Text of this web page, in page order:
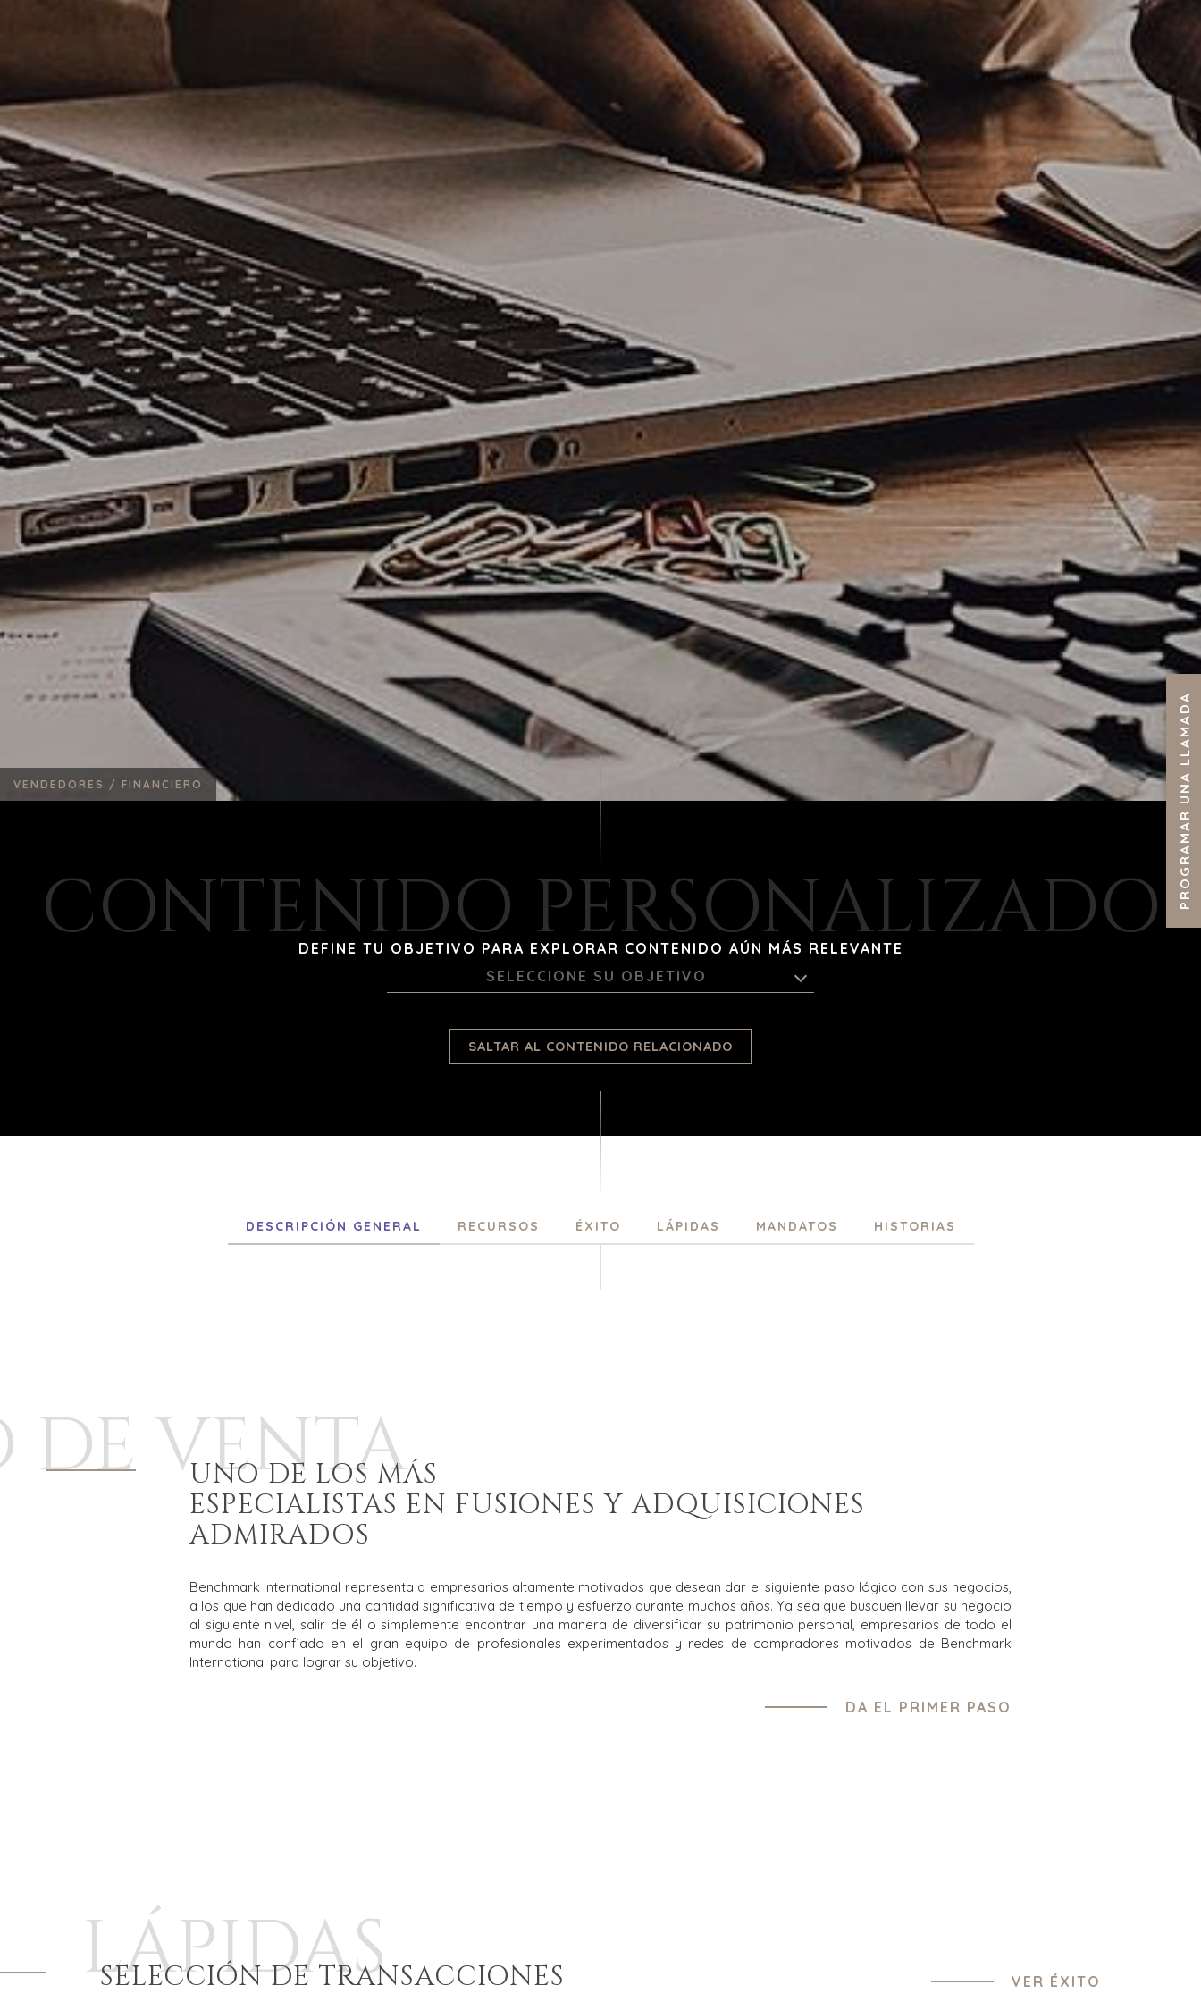
VENDEDORES / FINANCIERO
CONTENIDO PERSONALIZADO
DEFINE TU OBJETIVO PARA EXPLORAR CONTENIDO AÚN MÁS RELEVANTE
SELECCIONE SU OBJETIVO
SALTAR AL CONTENIDO RELACIONADO
DESCRIPCIÓN GENERAL RECURSOS ÉXITO LÁPIDAS MANDATOS HISTORIAS
DE VENTA
UNO DE LOS MÁS
ESPECIALISTAS EN FUSIONES Y ADQUISICIONES
ADMIRADOS
Benchmark International representa a empresarios altamente motivados que desean dar el siguiente paso lógico con sus negocios,
a los que han dedicado una cantidad significativa de tiempo y esfuerzo durante muchos años. Ya sea que busquen llevar su negocio
al siguiente nivel, salir de él o simplemente encontrar una manera de diversificar su patrimonio personal, empresarios de todo el
mundo han confiado en el gran equipo de profesionales experimentados y redes de compradores motivados de Benchmark
International para lograr su objetivo.
DA EL PRIMER PASO
LÁPIDAS
SELECCIÓN DE TRANSACCIONES VER ÉXITO
PROGRAMAR UNA LLAMADA